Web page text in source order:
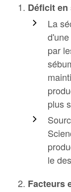
Déficit en
La
par
plus
le
Facteurs